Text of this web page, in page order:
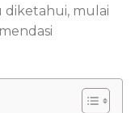
diketahui, mulai